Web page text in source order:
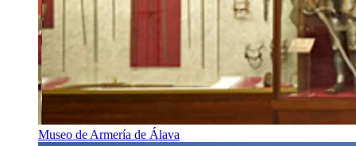
Museo de Armería de Álava